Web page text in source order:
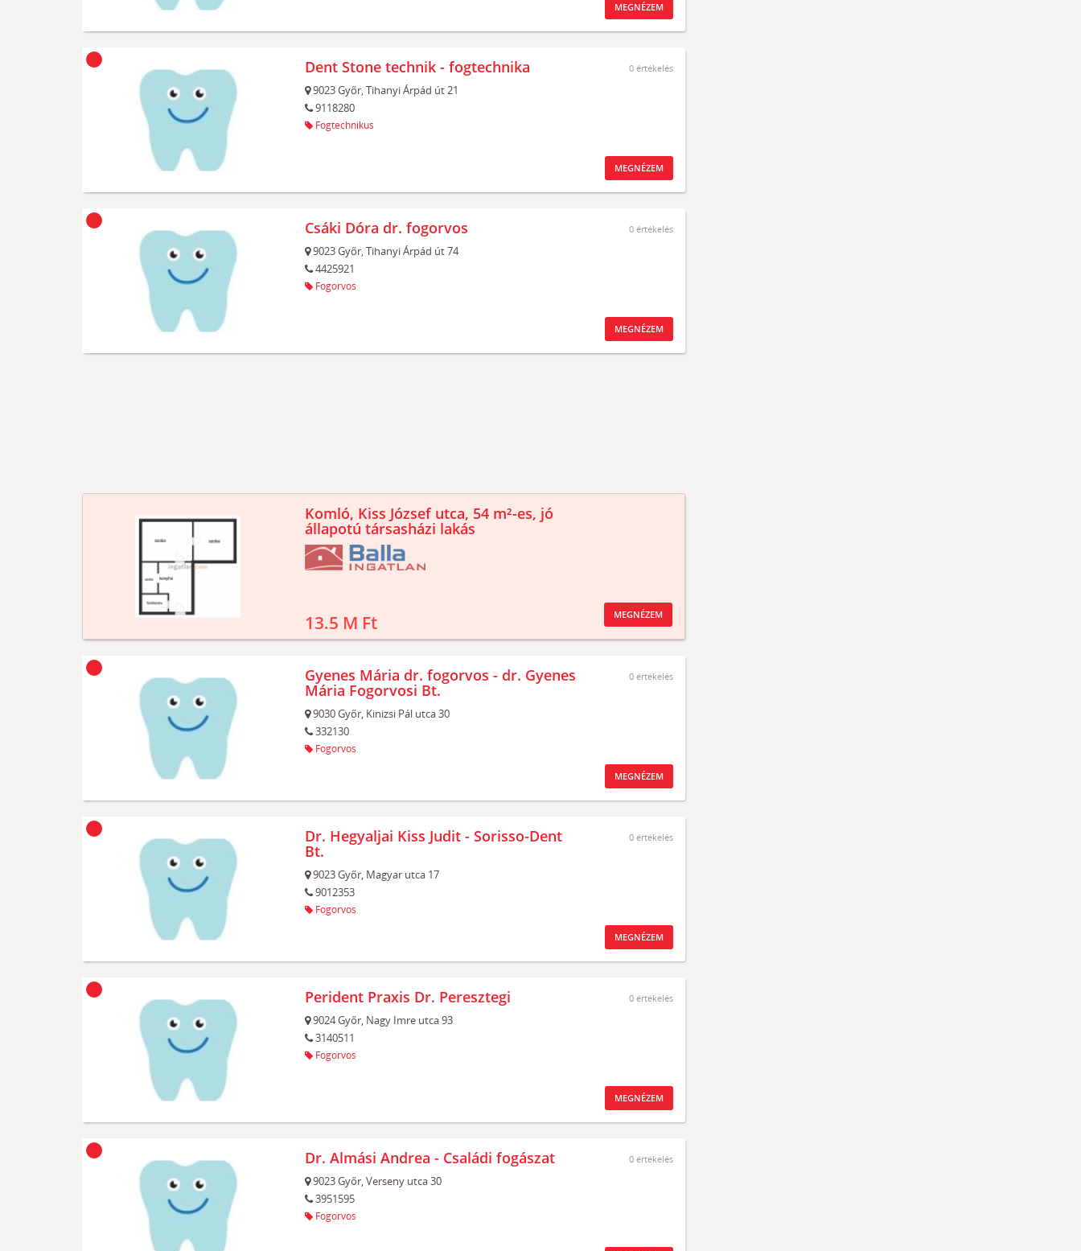
MEGNÉZEM
Dent Stone technik - fogtechnika
9023Győr,Tihanyi Árpád út 21
9118280
Fogtechnikus
0 értékelés
MEGNÉZEM
Csáki Dóra dr. fogorvos
9023Győr,Tihanyi Árpád út 74
4425921
Fogorvos
0 értékelés
MEGNÉZEM
Komló, Kiss József utca, 54 m²-es, jó
állapotú társasházi lakás
13.5 M Ft MEGNÉZEM
Gyenes Mária dr. fogorvos - dr. Gyenes
Mária Fogorvosi Bt.
9030Győr, Kinizsi Pál utca 30
332130
Fogorvos
0 értékelés
MEGNÉZEM
Dr. Hegyaljai Kiss Judit - Sorisso-Dent
Bt.
9023Győr, Magyar utca 17
9012353
Fogorvos
0 értékelés
MEGNÉZEM
Perident Praxis Dr. Peresztegi
9024Győr, Nagy Imre utca 93
3140511
Fogorvos
0 értékelés
MEGNÉZEM
Dr. Almási Andrea - Családi fogászat
9023Győr,Verseny utca 30
3951595
Fogorvos
0 értékelés